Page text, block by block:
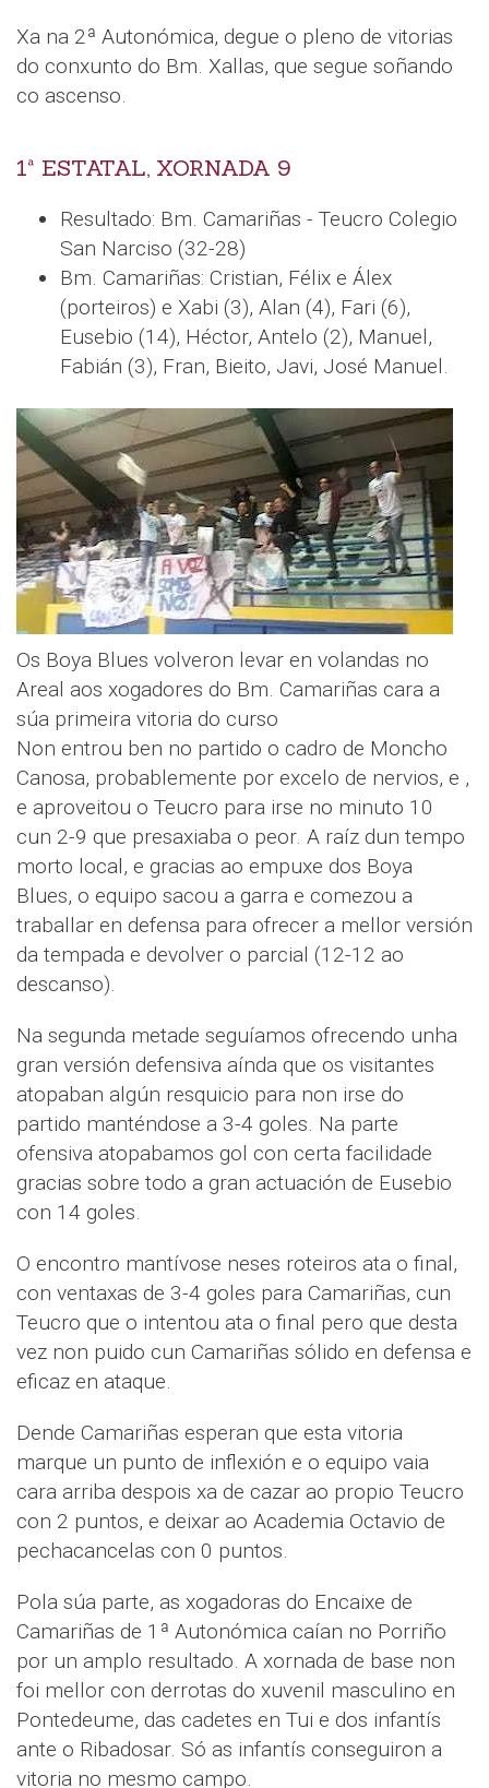
Xa na 2ª Autonómica, degue o pleno de vitorias
do conxunto do Bm. Xallas, que segue soñando
co ascenso.
1ª ESTATAL, XORNADA 9
Resultado: Bm. Camariñas - Teucro Colegio
San Narciso (32-28)
Bm. Camariñas: Cristian, Félix e Álex
(porteiros) e Xabi (3), Alan (4), Fari (6),
Eusebio (14), Héctor, Antelo (2), Manuel,
Fabián (3), Fran, Bieito, Javi, José Manuel.
Os Boya Blues volveron levar en volandas no
Areal aos xogadores do Bm. Camariñas cara a
súa primeira vitoria do curso
Non entrou ben no partido o cadro de Moncho
Canosa, probablemente por excelo de nervios, e ,
e aproveitou o Teucro para irse no minuto 10
cun 2-9 que presaxiaba o peor. A raíz dun tempo
morto local, e gracias ao empuxe dos Boya
Blues, o equipo sacou a garra e comezou a
traballar en defensa para ofrecer a mellor versión
da tempada e devolver o parcial (12-12 ao
descanso).
Na segunda metade seguíamos ofrecendo unha
gran versión defensiva aínda que os visitantes
atopaban algún resquicio para non irse do
partido manténdose a 3-4 goles. Na parte
ofensiva atopabamos gol con certa facilidade
gracias sobre todo a gran actuación de Eusebio
con 14 goles.
O encontro mantívose neses roteiros ata o final,
con ventaxas de 3-4 goles para Camariñas, cun
Teucro que o intentou ata o final pero que desta
vez non puido cun Camariñas sólido en defensa e
eficaz en ataque.
Dende Camariñas esperan que esta vitoria
marque un punto de inflexión e o equipo vaia
cara arriba despois xa de cazar ao propio Teucro
con 2 puntos, e deixar ao Academia Octavio de
pechacancelas con 0 puntos.
Pola súa parte, as xogadoras do Encaixe de
Camariñas de 1ª Autonómica caían no Porriño
por un amplo resultado. A xornada de base non
foi mellor con derrotas do xuvenil masculino en
Pontedeume, das cadetes en Tui e dos infantís
ante o Ribadosar. Só as infantís conseguiron a
vitoria no mesmo campo.